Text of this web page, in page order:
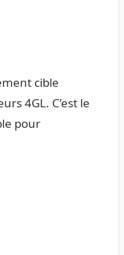
cible
4GL. C’est le
pour